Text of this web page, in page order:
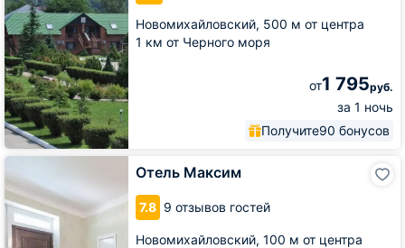
Новомихайловский, 500 м от центра
1 км от Черного моря
от1 795руб.
за 1 ночь
Получите90 бонусов
Отель Максим
7.8 9 отзывов гостей
Новомихайловский, 100 м от центра
Отель
Максим